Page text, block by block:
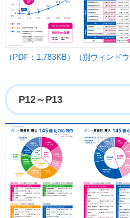
（PDF：1,783KB）（別ウィンドウ
P12～P13